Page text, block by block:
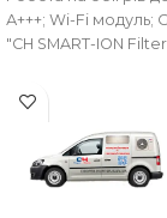
А+++; Wi-Fi модуль;
"CH SMART-ION
НАЯВНІСТЬ